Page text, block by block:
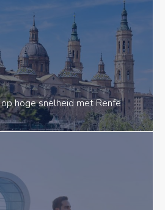
hoge snelheid met Renfe